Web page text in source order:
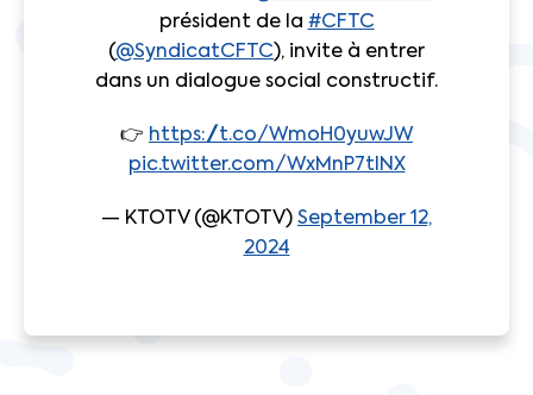
président de la #CFTC
(@SyndicatCFTC), invite à entrer
dans un dialogue social constructif.
👉 https://t.co/WmoH0yuwJW
pic.twitter.com/WxMnP7tlNX
— KTOTV (@KTOTV) September 12,
2024